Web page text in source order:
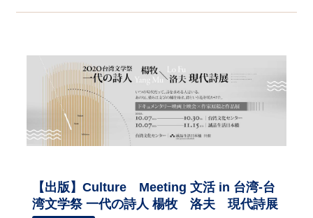
【出版】Culture Meeting 文活 in 台湾-台
湾文学祭 一代の詩人 楊牧 洛夫 現代詩展